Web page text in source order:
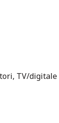
TV/